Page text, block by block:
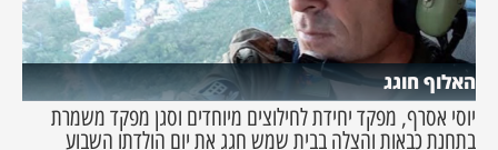
האלוף חוגג
יוסי אסרף, מפקד יחידת לחילוצים מיוחדים וסגן מפקד משמרת
בתחנת כבאות והצלה בבית שמש חגג את יום הולדתו השבוע